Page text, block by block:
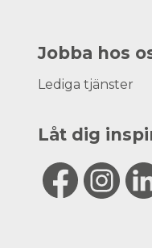
Jobba hos
Lediga tjänster
Låt dig